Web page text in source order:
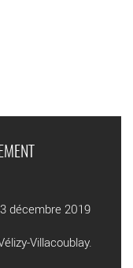
décembre 2019
Villacoublay.